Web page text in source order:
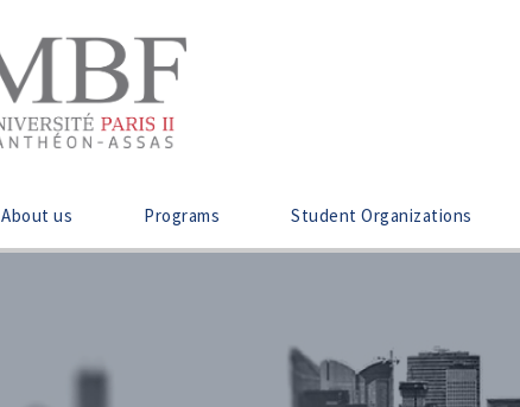
About us Programs Student Organizations